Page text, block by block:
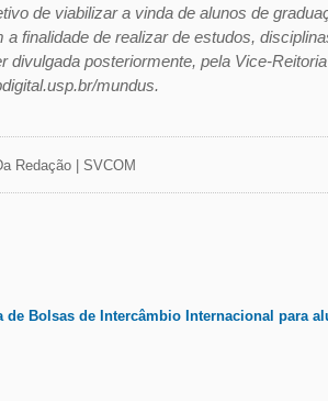
de viabilizar a vinda de alunos de
finalidade de realizar de estudos,
posteriormente, pela Vice-
mundus.
Redação | SVCOM
de Bolsas de Intercâmbio Internacional para